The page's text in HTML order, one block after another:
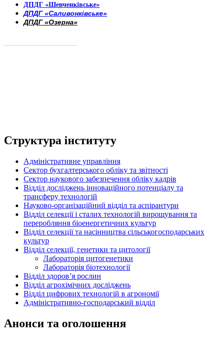
ДПДГ «Шевченківське»
ДПДГ «Саливонківське»
ДПДГ «Озерна»
Структура інституту
Адміністративне управління
Сектор бухгалтерського обліку та звітності
Сектор наукового забезпечення обліку кадрів
Відділ досліджень інноваційного потенціалу та
трансферу технологій
Науково-організаційний відділ та аспірантури
Відділ селекції і сталих технологій вирощування та
переробляння біоенергетичних культур
Відділ селекції та насінництва сільськогосподарських
культур
Відділ селекції, генетики та цитології
Лабораторія цитогенетики
Лабораторія біотехнології
Відділ здоров’я рослин
Відділ агрохімічних досліджень
Відділ цифрових технологій в агрономії
Адміністративно-господарський відділ
Анонси та оголошення